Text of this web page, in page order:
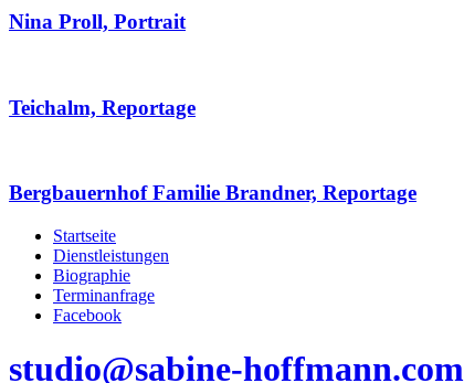
Nina Proll, Portrait
Teichalm, Reportage
Bergbauernhof Familie Brandner, Reportage
Startseite
Dienstleistungen
Biographie
Terminanfrage
Facebook
studio@sabine-hoffmann.com